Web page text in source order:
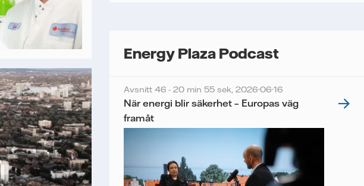
Energy Plaza Podcast
Avsnitt 46 - 20 min 55 sek, 2026-06-16
När energi blir säkerhet – Europas väg
framåt